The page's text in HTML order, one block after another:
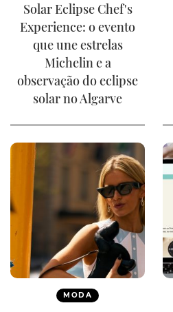
Solar Eclipse Chef's
Experience: o evento
que une estrelas
Michelin e a
observação do eclipse
solar no Algarve
MODA